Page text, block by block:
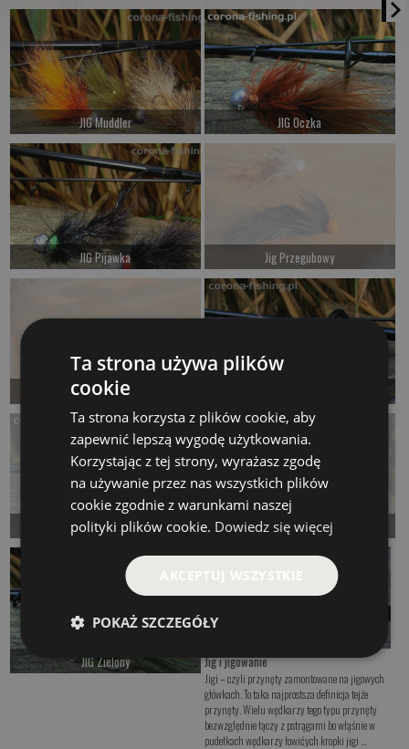
Czekamy na dostawę
Kup teraz >
Czekamy na dostawę
Kup teraz >
JIG Muddler
od 14.00 PLN
Kup teraz >
JIG Oczka
od 14.00 PLN
JIG Pijawka
od 14.00 PLN
Kup teraz >
Jig Przegubowy
Czekamy na dostawę
Kup teraz >
JIG Raczek
Czekamy na dostawę
Kup teraz >
od 14.00 PLN
Kup teraz >
JIG Włosianka
Kup teraz >
JIG Zając
JIG Zielony Jig i jigowanie
Jigi – czyli przynęty zamontowane na jigowych
główkach. To taka najprostsza definicja tejże
przynęty. Wielu wędkarzy tego typu przynęty
bezwzględnie łączy z pstrągami bo włąśnie w
pudełkach wędkarzy łowićych kropki jigi ...
Ta strona używa plików
cookie
Ta strona korzysta z plików cookie, aby
zapewnić lepszą wygodę użytkowania.
Korzystając z tej strony, wyrażasz zgodę
na używanie przez nas wszystkich plików
cookie zgodnie z warunkami naszej
polityki plików cookie. Dowiedz się więcej
AKCEPTUJ WSZYSTKIE
POKAŻ SZCZEGÓŁY